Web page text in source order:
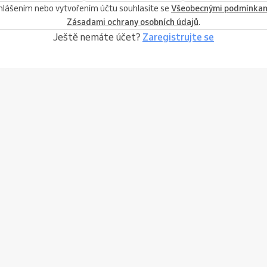
nebo vytvořením účtu souhlasíte se Všeobecnými
Zásadami ochrany osobních údajů.
Ještě nemáte účet? Zaregistrujte se